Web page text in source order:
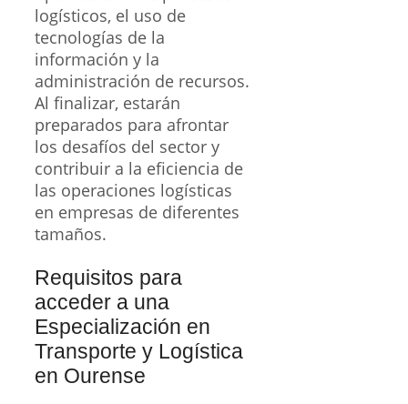
logísticos, el uso de
tecnologías de la
información y la
administración de recursos.
Al finalizar, estarán
preparados para afrontar
los desafíos del sector y
contribuir a la eficiencia de
las operaciones logísticas
en empresas de diferentes
tamaños.
Requisitos para
acceder a una
Especialización en
Transporte y Logística
en Ourense